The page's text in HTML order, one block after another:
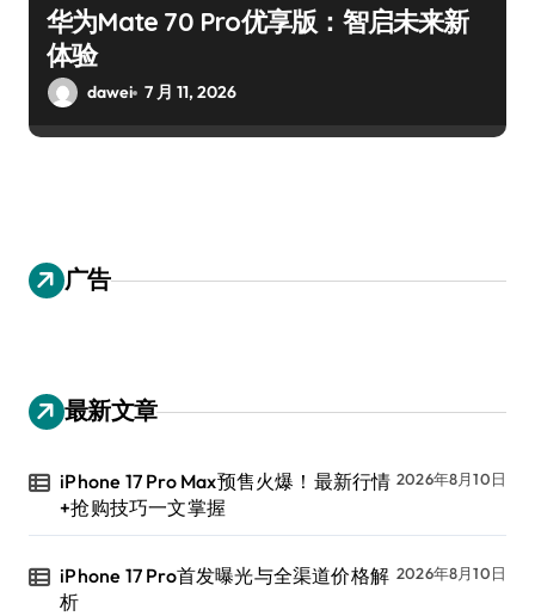
华为Mate 70 Pro优享版：智启未来新
体验
dawei 7 月 11, 2026
广告
最新文章
iPhone 17 Pro Max预售火爆！最新行情
+抢购技巧一文掌握
2026年8月10日
iPhone 17 Pro首发曝光与全渠道价格解
析
2026年8月10日